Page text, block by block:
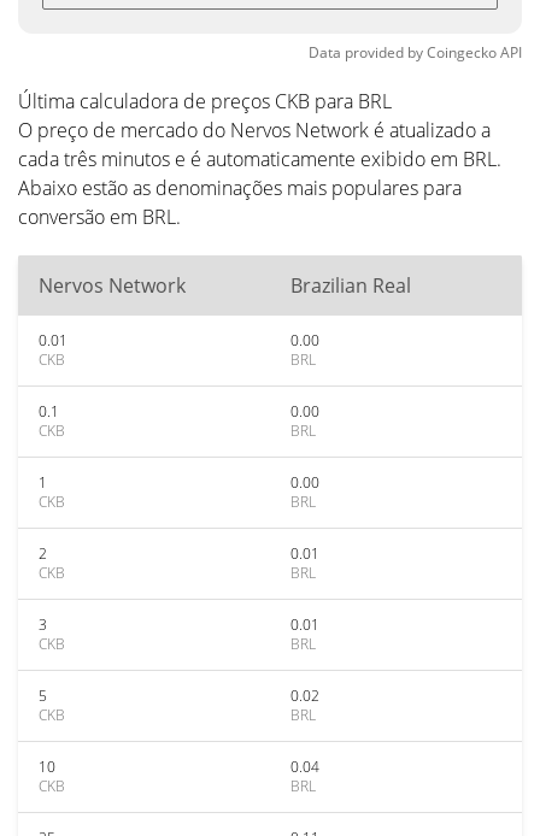
Data provided byCoingeckoAPI
Última calculadora de preços CKB para BRL
O preço de mercado do Nervos Network é atualizado a
cada três minutos e é automaticamente exibido em BRL.
Abaixo estão as denominações mais populares para
conversão em BRL.
Nervos Network Brazilian Real
0.01
CKB
0.00
BRL
0.1
CKB
0.00
BRL
1
CKB
0.00
BRL
2
CKB
0.01
BRL
3
CKB
0.01
BRL
5
CKB
0.02
BRL
10
CKB
0.04
BRL